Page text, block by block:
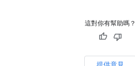
這對你有幫助嗎？